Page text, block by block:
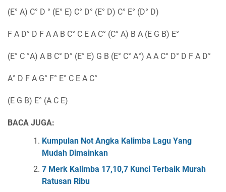
(E° A) C° D ° (E° E) C° D° (E° D) C° E° (D° D)
F A D° D F A A B C° C E A C° (C° A) B A (E G B) E°
(E° C °A) A B C° D° (E° E) G B (E° C° A°) A A C° D° D F A D°
A° D F A G° F° E° C E A C°
(E G B) E° (A C E)
BACA JUGA:
Kumpulan Not Angka Kalimba Lagu Yang
Mudah Dimainkan
7 Merk Kalimba 17,10,7 Kunci Terbaik Murah
Ratusan Ribu